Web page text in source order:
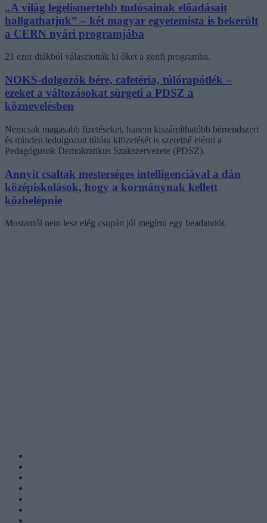
„A világ legelismertebb tudósainak előadásait
hallgathatjuk” – két magyar egyetemista is bekerült
a CERN nyári programjába
21 ezer diákból választották ki őket a genfi programba.
NOKS-dolgozók bére, cafetéria, túlórapótlék –
ezeket a változásokat sürgeti a PDSZ a
köznevelésben
Nemcsak magasabb fizetéseket, hanem kiszámíthatóbb bérrendszert
és minden ledolgozott túlóra kifizetését is szeretné elérni a
Pedagógusok Demokratikus Szakszervezete (PDSZ).
Annyit csaltak mesterséges intelligenciával a dán
középiskolások, hogy a kormánynak kellett
közbelépnie
Mostantól nem lesz elég csupán jól megírni egy beadandót.